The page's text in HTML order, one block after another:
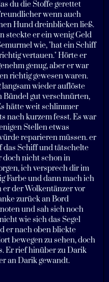
du die Stoffe gerettet
wenn auch
Hund dreinblicken ließ.
steckte er ein wenig Geld
wie, "hat ein Schiff
vertauen." Hörte er
genug, aber er war
richtig gewesen waren.
wieder auflöste
gut verschnürten,
hätte weit schlimmer
nach kurzem fesst. Es war
Stellen etwas
reparieren müssen. er
das Schiff und tätschelte
doch nicht schon in
ich versprech dir im
Farbe und dann mach ich
der Wolkentänzer vor
zurück an Bord
und sah sich noch
wie sich das Segel
er nach oben blickte
bewegen zu sehen, doch
Er rief hinüber zu Darik
an Darik gewandt.